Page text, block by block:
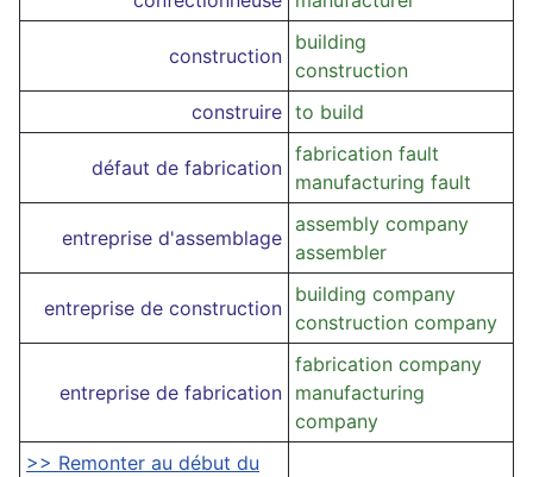
construction
building
construction
construire to build
défaut de fabrication
fabrication fault
manufacturing fault
entreprise d'assemblage
assembly company
assembler
entreprise de construction
building company
construction company
entreprise de fabrication
fabrication company
manufacturing
company
>> Remonter au début du